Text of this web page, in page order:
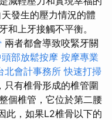
發生的壓力情況的體
和上牙接觸不平衡。
兩者都會導致咬緊牙關
部放鬆按摩 按摩專業
北會計事務所 快速打掃
只有椎骨形成的椎管圍
個椎管，它位於第二腰
此，如果L2椎骨以下的